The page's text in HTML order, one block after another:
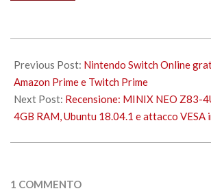
04-
01
Previous Post: Nintendo Switch Online
Amazon Prime e Twitch Prime
Next Post: Recensione: MINIX NEO Z83-
4GB RAM, Ubuntu 18.04.1 e attacco VESA
1 COMMENTO